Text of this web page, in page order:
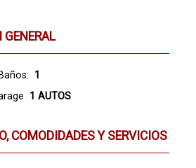
GENERAL
Baños: 1
1 AUTOS
COMODIDADES Y SERVICIOS